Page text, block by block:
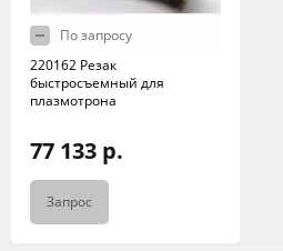
По запросу
220162 Резак
быстросъемный для
плазмотрона
77 133 р.
Запрос